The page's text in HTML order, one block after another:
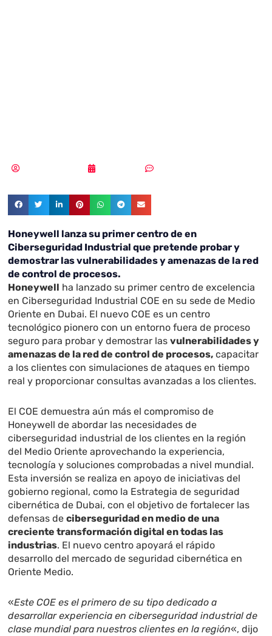
Honeywell lanza su primer centro de en
Ciberseguridad Industrial que pretende probar y
demostrar las vulnerabilidades y amenazas de la red
de control de procesos.
Honeywell ha lanzado su primer centro de excelencia
en Ciberseguridad Industrial COE en su sede de Medio
Oriente en Dubai. El nuevo COE es un centro
tecnológico pionero con un entorno fuera de proceso
seguro para probar y demostrar lasvulnerabilidades y
amenazas de la red de control de procesos, capacitar
a los clientes con simulaciones de ataques en tiempo
real y proporcionar consultas avanzadas a los clientes.
El COE demuestra aún más el compromiso de
Honeywell de abordar las necesidades de
ciberseguridad industrial de los clientes en la región
del Medio Oriente aprovechando la experiencia,
tecnología y soluciones comprobadas a nivel mundial.
Esta inversión se realiza en apoyo de iniciativas del
gobierno regional, como la Estrategia de seguridad
cibernética de Dubai, con el objetivo de fortalecer las
defensas deciberseguridad en medio de una
creciente transformación digital en todas las
industrias. El nuevo centro apoyará el rápido
desarrollo del mercado de seguridad cibernética en
Oriente Medio.
«Este COE es el primero de su tipo dedicado a
desarrollar experiencia en ciberseguridad industrial de
clase mundial para nuestros clientes en la región«, dijo